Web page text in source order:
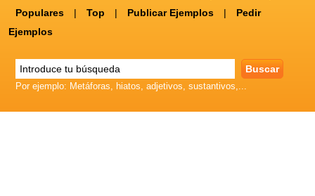
Populares
| Top | Publicar Ejemplos |
Pedir
Ejemplos
Por ejemplo: Metáforas, hiatos, adjetivos, sustantivos,...